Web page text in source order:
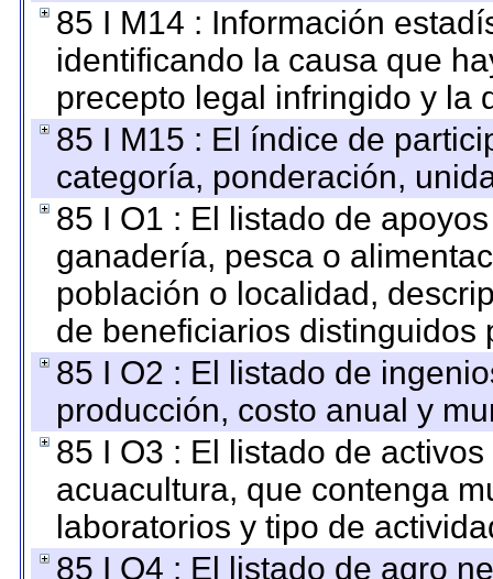
85 I M14 : Información
identificando la causa que
precepto legal infringido y la
85 I M15 : El índice de
categoría, ponderación,
85 I O1 : El listado de
ganadería, pesca o
población o localidad,
de beneficiarios distinguidos
85 I O2 : El listado de
producción, costo anual y
85 I O3 : El listado de
acuacultura, que contenga
laboratorios y tipo de
85 I O4 : El listado de agro